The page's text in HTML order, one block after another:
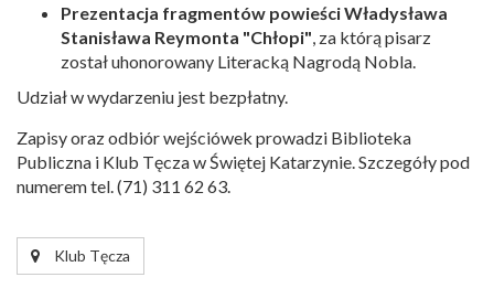
Prezentacja fragmentów powieści Władysława
Stanisława Reymonta "Chłopi", za którą pisarz
został uhonorowany Literacką Nagrodą Nobla.
Udział w wydarzeniu jest bezpłatny.
Zapisy oraz odbiór wejściówek prowadzi Biblioteka
Publiczna i Klub Tęcza w Świętej Katarzynie. Szczegóły pod
numerem tel. (71) 311 62 63.
Klub Tęcza